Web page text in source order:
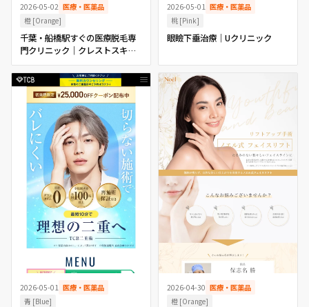
2026-05-02 医療・医薬品
橙 [Orange]
千葉・船橋駅すぐの医療脱毛専
門クリニック｜クレストスキン
クリニック【公式】
2026-05-01 医療・医薬品
桃 [Pink]
眼瞼下垂治療｜Uクリニック
2026-05-01 医療・医薬品
青 [Blue]
2026-04-30 医療・医薬品
橙 [Orange]